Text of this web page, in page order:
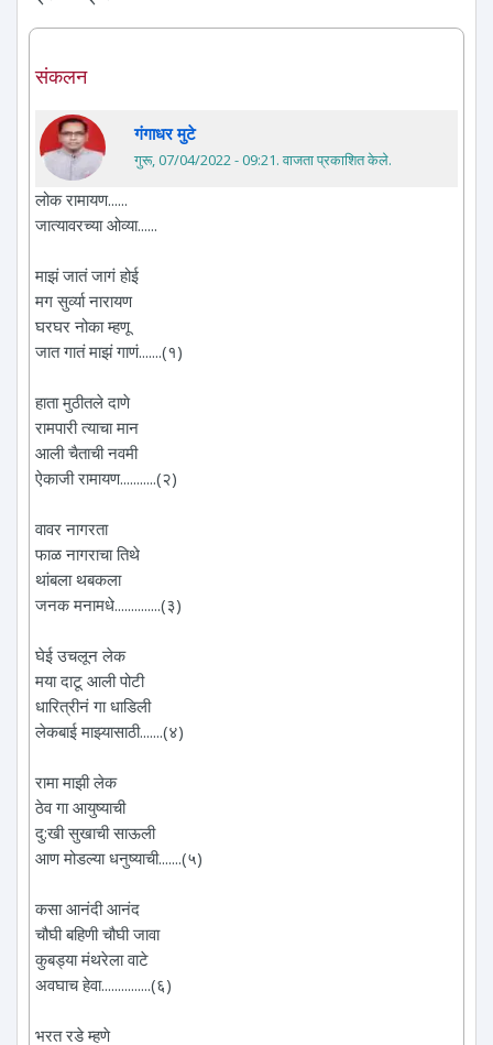
संकलन
गंगाधर मुटे
गुरू, 07/04/2022 - 09:21. वाजता प्रकाशित केले.
लोक रामायण......
जात्यावरच्या ओव्या......
माझं जातं जागं होई
मग सुर्व्या नारायण
घरघर नोका म्हणू
जात गातं माझं गाणं.......(१)
हाता मुठीतले दाणे
रामपारी त्याचा मान
आली चैताची नवमी
ऐकाजी रामायण...........(२)
वावर नागरता
फाळ नागराचा तिथे
थांबला थबकला
जनक मनामधे..............(३)
घेई उचलून लेक
मया दाटू आली पोटी
धारित्रीनं गा धाडिली
लेकबाई माझ्यासाठी.......(४)
रामा माझी लेक
ठेव गा आयुष्याची
दु:खी सुखाची साऊली
आण मोडल्या धनुष्याची.......(५)
कसा आनंदी आनंद
चौघी बहिणी चौघी जावा
कुबड्या मंथरेला वाटे
अवघाच हेवा...............(६)
भरत रडे म्हणे